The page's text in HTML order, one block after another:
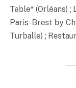
Table* (Orléans) ;
Paris-Brest by
Turballe) ;